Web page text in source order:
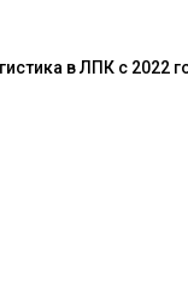
в ЛПК с 2022